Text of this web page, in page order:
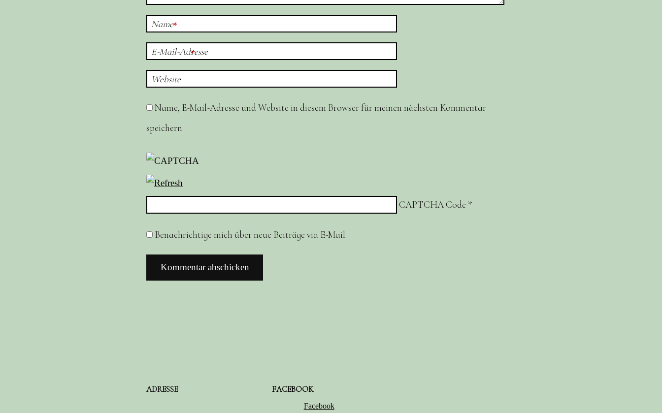
Name*
E-Mail-Adresse
*
Website
Name, E-Mail-Adresse und Website in diesem Browser für meinen nächsten Kommentar
speichern.
CAPTCHA Code *
Benachrichtige mich über neue Beiträge via E-Mail.
ADRESSE FACEBOOK
Facebook